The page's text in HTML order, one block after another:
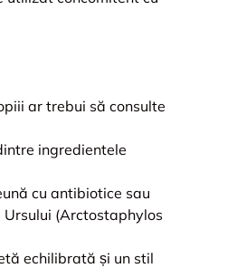
ar trebui să consulte
ingredientele
cu antibiotice sau
(Arctostaphylos
echilibrată și un stil